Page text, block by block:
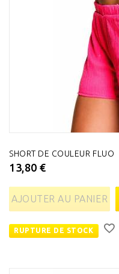
SHORT DE COULEUR FLUO
13,80 €
AJOUTER AU PANIER
RUPTURE DE STOCK